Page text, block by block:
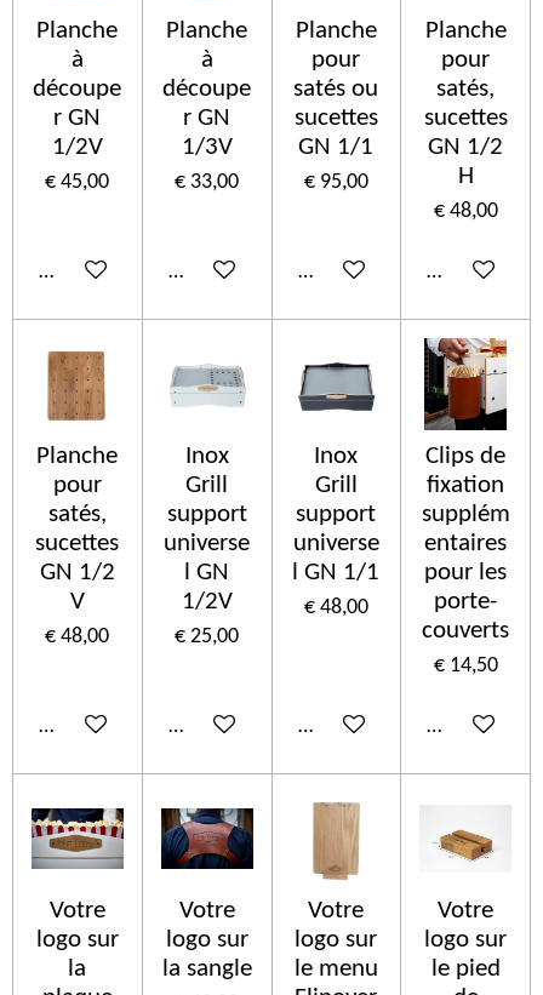
Planche
à
découpe
r GN
1/2V
€ 45,00
In winkelwagen
Planche
à
découpe
r GN
1/3V
€ 33,00
In winkelwagen
Planche
pour
satés ou
sucettes
GN 1/1
€ 95,00
In winkelwagen
Planche
pour
satés,
sucettes
GN 1/2
H
€ 48,00
In
Planche
pour
satés,
sucettes
GN 1/2
V
€ 48,00
In winkelwagen
Inox
Grill
support
universe
l GN
1/2V
€ 25,00
In winkelwagen
Inox
Grill
support
universe
l GN 1/1
€ 48,00
In winkelwagen
Clips de
fixation
supplém
entaires
pour les
porte-
couverts
€ 14,50
In
Votre
logo sur
la
Votre
logo sur
la sangle
Votre
logo sur
le menu
Votre
logo sur
le pied